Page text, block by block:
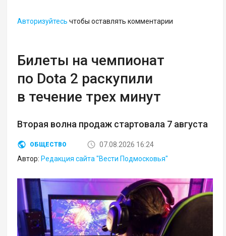
Авторизуйтесь чтобы оставлять комментарии
Билеты на чемпионат
по Dota 2 раскупили
в течение трех минут
Вторая волна продаж стартовала 7 августа
ОБЩЕСТВО
07.08.2026 16:24
Автор: Редакция сайта "Вести Подмосковья"